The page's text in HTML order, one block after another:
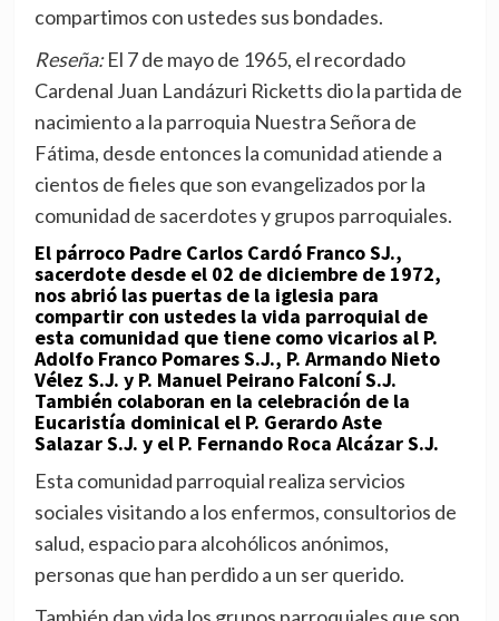
compartimos con ustedes sus bondades.
Reseña:El 7 de mayo de 1965, el recordado
Cardenal Juan Landázuri Ricketts dio la partida de
nacimiento a la parroquia Nuestra Señora de
Fátima, desde entonces la comunidad atiende a
cientos de fieles que son evangelizados por la
comunidad de sacerdotes y grupos parroquiales.
El párroco Padre Carlos Cardó Franco SJ.,
sacerdote desde el 02 de diciembre de 1972,
nos abrió las puertas de la iglesia para
compartir con ustedes la vida parroquial de
esta comunidad que tiene como vicarios al P.
Adolfo Franco Pomares S.J., P. Armando Nieto
Vélez S.J. y P. Manuel Peirano Falconí S.J.
También colaboran en la celebración de la
Eucaristía dominical el P. Gerardo Aste
Salazar S.J. y el P. Fernando Roca Alcázar S.J.
Esta comunidad parroquial realiza servicios
sociales visitando a los enfermos, consultorios de
salud, espacio para alcohólicos anónimos,
personas que han perdido a un ser querido.